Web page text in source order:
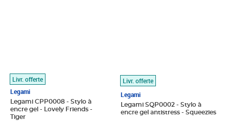
Livr. offerte
Legami
Legami CPP0008 - Stylo à
encre gel - Lovely Friends -
Tiger
Livr. offerte
Legami
Legami SQP0002 - Stylo à
encre gel antistress - Squeezies